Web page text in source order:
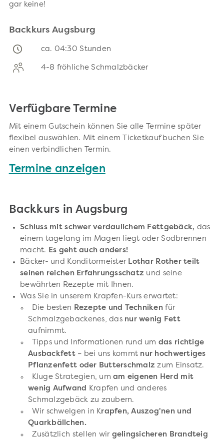
gar keine!
Backkurs Augsburg
ca. 04:30 Stunden
4-8 fröhliche Schmalzbäcker
Verfügbare Termine
Mit einem Gutschein können Sie alle Termine später
flexibel auswählen. Mit einem Ticketkauf buchen Sie
einen verbindlichen Termin.
Termine anzeigen
Backkurs in Augsburg
Schluss mit schwer verdaulichem Fettgebäck, das
einem tagelang im Magen liegt oder Sodbrennen
macht. Es geht auch anders!
Bäcker- und Konditormeister Lothar Rother teilt
seinen reichen Erfahrungsschatz und seine
bewährten Rezepte mit Ihnen.
Was Sie in unserem Krapfen-Kurs erwartet:
Die besten Rezepte und Technikenfür
Schmalzgebackenes, das nur wenig Fett
aufnimmt.
Tipps und Informationen rund um das richtige
Ausbackfett – bei uns kommt nur hochwertiges
Pflanzenfett oder Butterschmalz zum Einsatz.
Kluge Strategien, umam eigenen Herd mit
wenig Aufwand
Krapfen und anderes
Schmalzgebäck zu zaubern.
Wir schwelgen in Krapfen, Auszog'nen und
Quarkbällchen.
Zusätzlich stellen wir gelingsicheren Brandteig